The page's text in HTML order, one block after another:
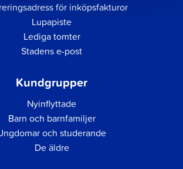
för inköpsfakturor
Lupapiste
Lediga tomter
Stadens e-post
Kundgrupper
Nyinflyttade
Barn och barnfamiljer
och studerande
De äldre